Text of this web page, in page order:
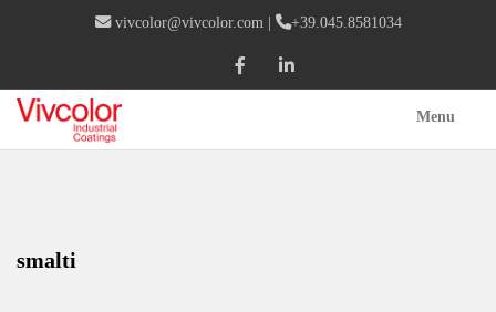
vivcolor@vivcolor.com | +39.045.8581034
Menu
smalti